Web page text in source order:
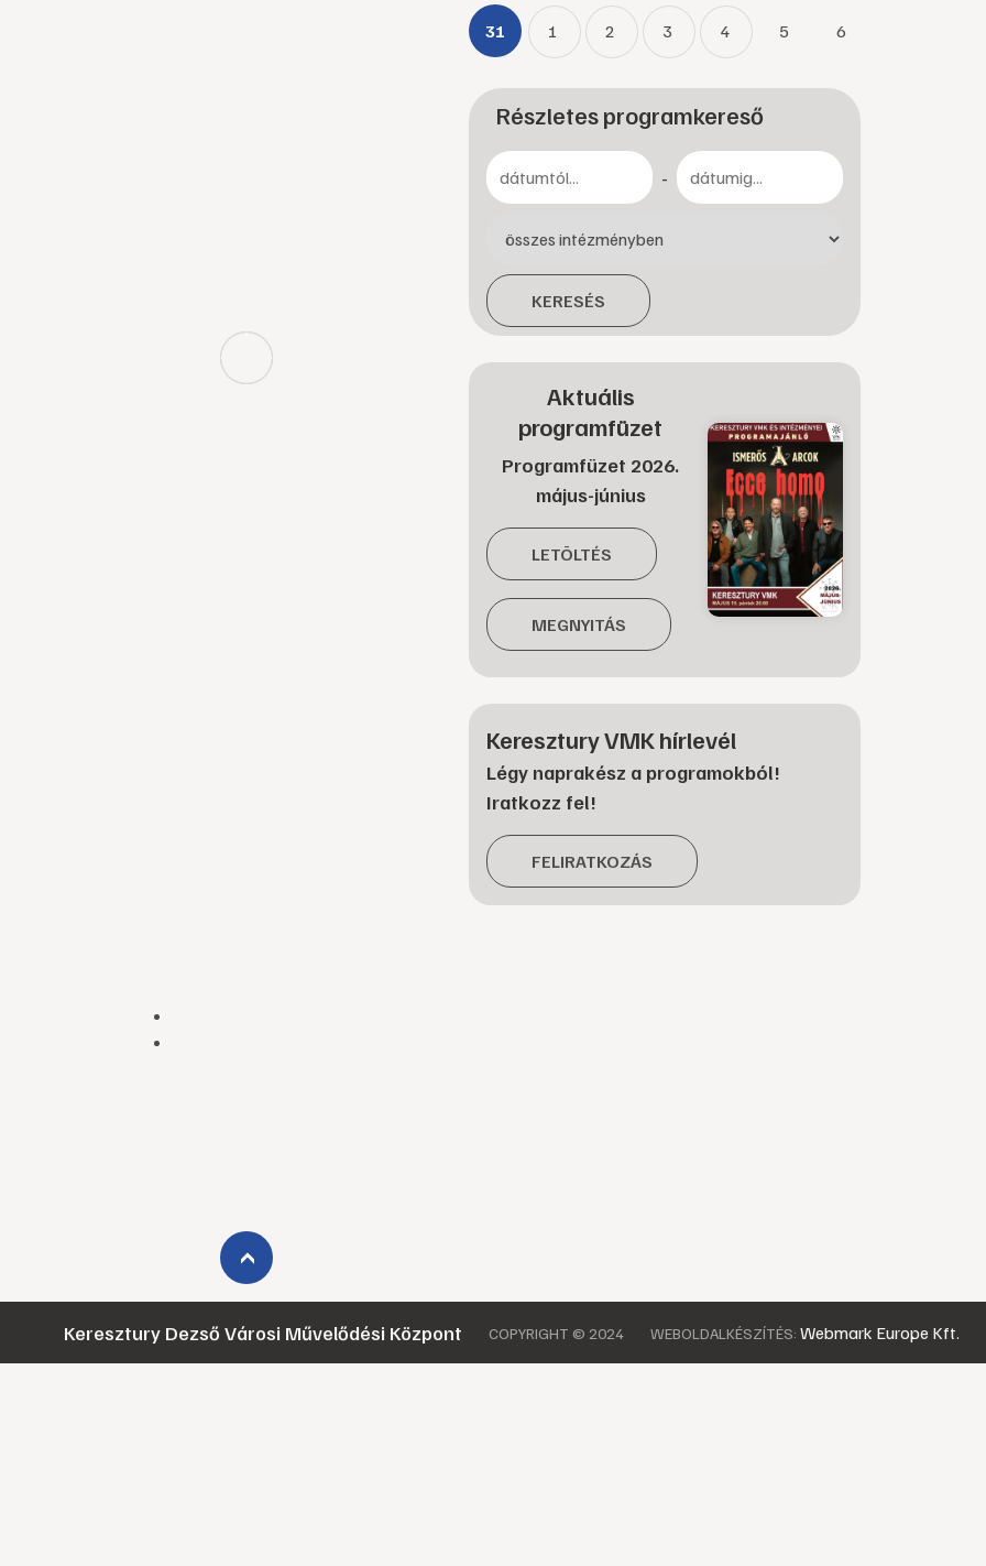
31 1 2 3 4 5 6
Részletes programkereső
-
KERESÉS
Aktuális
programfüzet
Programfüzet 2026.
május-június
LETÖLTÉS
MEGNYITÁS
Keresztury VMK hírlevél
Légy naprakész a programokból!
Iratkozz fel!
FELIRATKOZÁS
›
Keresztury Dezső Városi Művelődési Központ COPYRIGHT © 2024 WEBOLDALKÉSZÍTÉS: Webmark Europe Kft.